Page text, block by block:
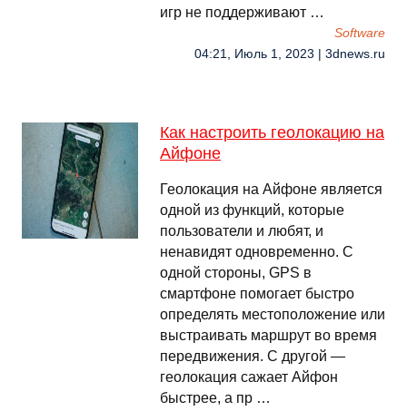
игр не поддерживают …
Software
04:21, Июль 1, 2023 | 3dnews.ru
Как настроить геолокацию на
Айфоне
Геолокация на Айфоне является
одной из функций, которые
пользователи и любят, и
ненавидят одновременно. С
одной стороны, GPS в
смартфоне помогает быстро
определять местоположение или
выстраивать маршрут во время
передвижения. С другой —
геолокация сажает Айфон
быстрее, а пр …